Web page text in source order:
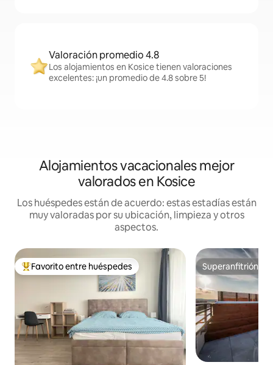
Valoración promedio 4.8
Los alojamientos en Kosice tienen valoraciones
excelentes: ¡un promedio de 4.8 sobre 5!
Alojamientos vacacionales mejor
valorados en Kosice
Los huéspedes están de acuerdo: estas estadías están
muy valoradas por su ubicación, limpieza y otros
aspectos.
Favorito entre huéspedes preferido
Favorito entre huéspedes Superanfitrión
Superanfitrión